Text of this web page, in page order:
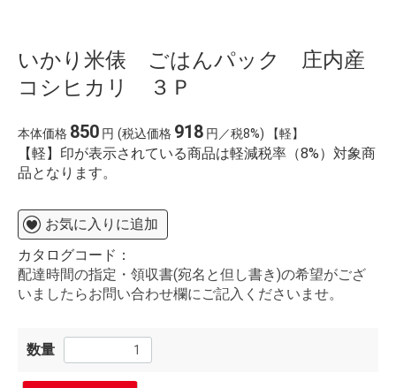
いかり米俵 ごはんパック 庄内産
コシヒカリ ３Ｐ
本体価格 850 円 (税込価格 918 円／税8%) 【軽】
【軽】印が表示されている商品は軽減税率（8%）対象商
品となります。
お気に入りに追加
カタログコード：
配達時間の指定・領収書(宛名と但し書き)の希望がござ
いましたらお問い合わせ欄にご記入くださいませ。
数量